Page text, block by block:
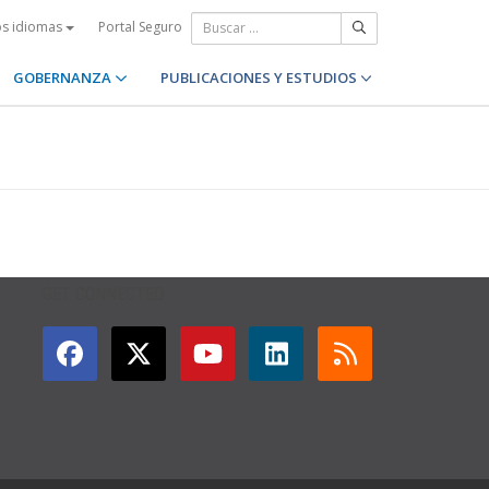
idiomas Portal Seguro
GOBERNANZA PUBLICACIONES Y ESTUDIOS